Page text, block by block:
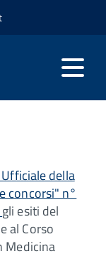
della
concorsi" n°
gli esiti del
al Corso
Medicina